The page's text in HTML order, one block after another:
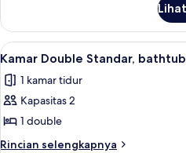
Tempat
Tidur
Queen
Kamar
Double
Eksekutif,
Tempat
Tidur
Lihat
semua
foto
untuk
Kamar
Double
3
Kamar Double Standar,
1 kamar tidur
Kapasitas 2
1 double
Rincian selengkapnya
Rincian